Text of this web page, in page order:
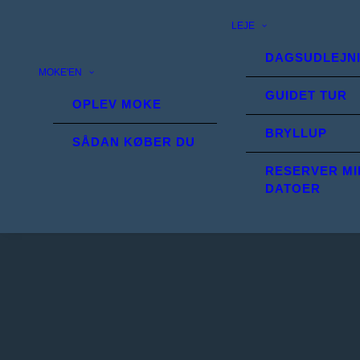
MOKE'EN
OPLEV MOKE
SÅDAN KØBER DU
LEJE
GUIDET TUR
BRYLLUP
RESERVER
DATOER